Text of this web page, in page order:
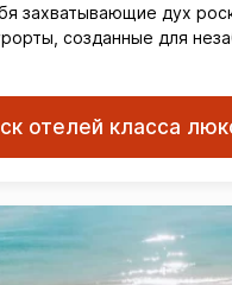
захватывающие дух
созданные для
отелей класса